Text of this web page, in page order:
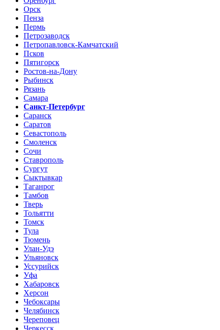
Орск
Пенза
Пермь
Петрозаводск
Петропавловск-Камчатский
Псков
Пятигорск
Ростов-на-Дону
Рыбинск
Рязань
Самара
Санкт-Петербург
Саранск
Саратов
Севастополь
Смоленск
Сочи
Ставрополь
Сургут
Сыктывкар
Таганрог
Тамбов
Тверь
Тольятти
Томск
Тула
Тюмень
Улан-Удэ
Ульяновск
Уссурийск
Уфа
Хабаровск
Херсон
Чебоксары
Челябинск
Череповец
Черкесск